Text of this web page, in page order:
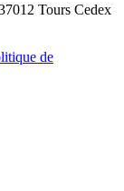
Tours Cedex
de